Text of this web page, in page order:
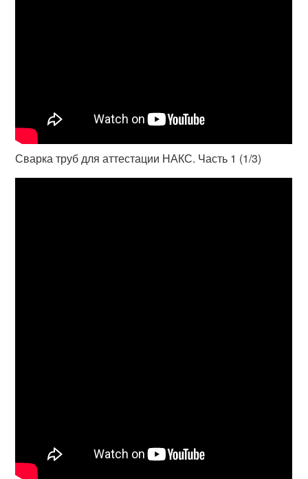
Сварка труб для аттестации НАКС. Часть 1 (1/3)